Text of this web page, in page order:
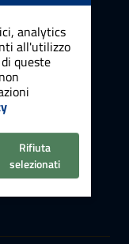
analytics
all'utilizzo
queste
Rifiuta
selezionati